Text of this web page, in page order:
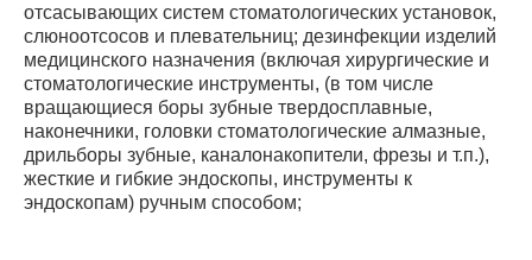
отсасывающих систем стоматологических установок,
слюноотсосов и плевательниц; дезинфекции изделий
медицинского назначения (включая хирургические и
стоматологические инструменты, (в том числе
вращающиеся боры зубные твердосплавные,
наконечники, головки стоматологические алмазные,
дрильборы зубные, каналонакопители, фрезы и т.п.),
жесткие и гибкие эндоскопы, инструменты к
эндоскопам) ручным способом;